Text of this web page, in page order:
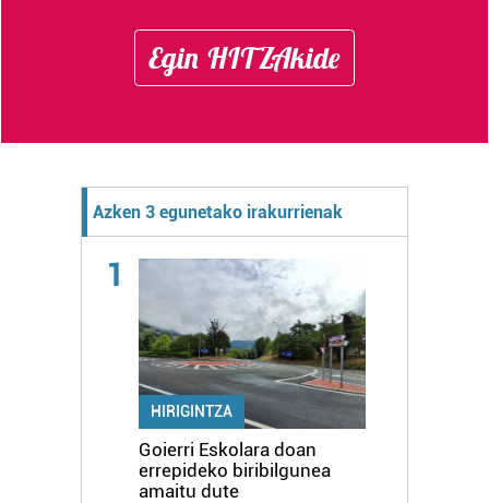
Egin HITZAkide
Azken 3 egunetako irakurrienak
1
HIRIGINTZA
Goierri Eskolara doan
errepideko biribilgunea
amaitu dute